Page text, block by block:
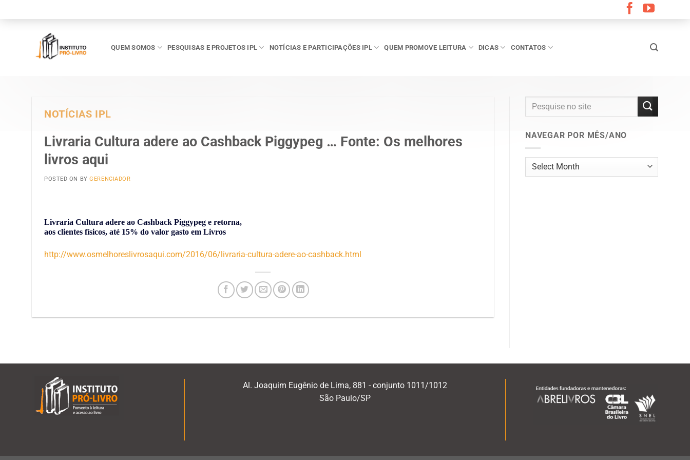
QUEM SOMOS PESQUISAS E PROJETOS IPL NOTÍCIAS E PARTICIPAÇÕES IPL QUEM PROMOVE LEITURA DICAS CONTATOS
NOTÍCIAS IPL
Livraria Cultura adere ao Cashback Piggypeg … Fonte: Os melhores
livros aqui
POSTED ON BYGERENCIADOR
Livraria Cultura adere ao Cashback Piggypeg e retorna,
aos clientes físicos, até 15% do valor gasto em Livros
http://www.osmelhoreslivrosaqui.com/2016/06/livraria-cultura-adere-ao-cashback.html
NAVEGAR POR MÊS/ANO
Navegar
por
Al. Joaquim Eugênio de Lima, 881 - conjunto 1011/1012
São Paulo/SP